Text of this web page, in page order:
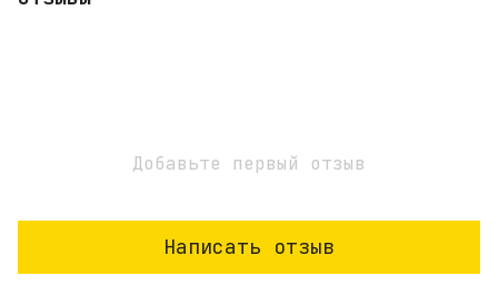
Добавьте первый отзыв
Написать отзыв